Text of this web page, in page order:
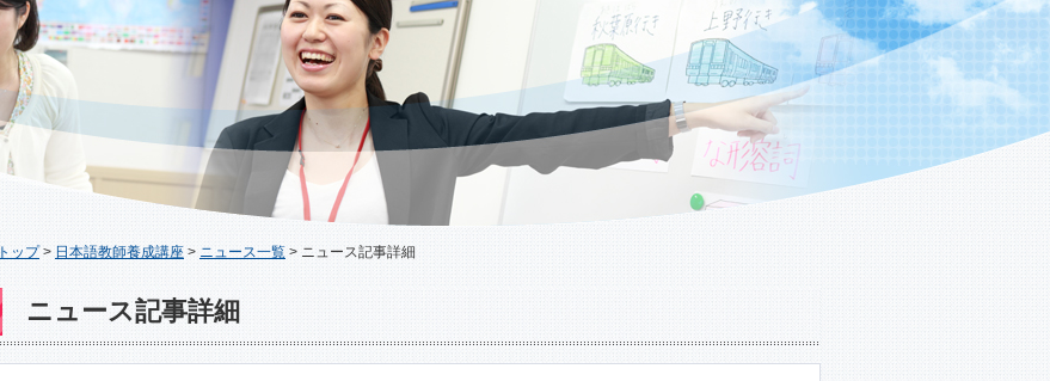
トップ> 日本語教師養成講座 > ニュース一覧 > ニュース記事詳細
ニュース記事詳細